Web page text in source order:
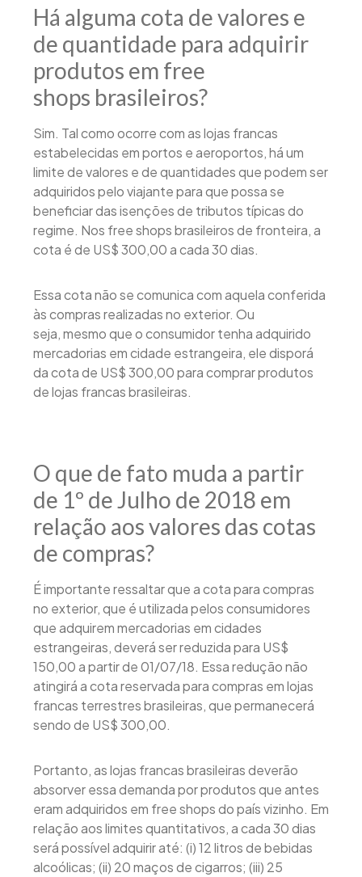
Há alguma cota de valores e
de quantidade para adquirir
produtos em free
shops brasileiros?
Sim. Tal como ocorre com as lojas francas
estabelecidas em portos e aeroportos, há um
limite de valores e de quantidades que podem ser
adquiridos pelo viajante para que possa se
beneficiar das isenções de tributos típicas do
regime. Nos free shops brasileiros de fronteira, a
cota é de US$ 300,00 a cada 30 dias.
Essa cota não se comunica com aquela conferida
às compras realizadas no exterior. Ou
seja, mesmo que o consumidor tenha adquirido
mercadorias em cidade estrangeira, ele disporá
da cota de US$ 300,00 para comprar produtos
de lojas francas brasileiras.
O que de fato muda a partir
de 1º de Julho de 2018 em
relação aos valores das cotas
de compras?
É importante ressaltar que a cota para compras
no exterior, que é utilizada pelos consumidores
que adquirem mercadorias em cidades
estrangeiras, deverá ser reduzida para US$
150,00 a partir de 01/07/18. Essa redução não
atingirá a cota reservada para compras em lojas
francas terrestres brasileiras, que permanecerá
sendo de US$ 300,00.
Portanto, as lojas francas brasileiras deverão
absorver essa demanda por produtos que antes
eram adquiridos em free shops do país vizinho. Em
relação aos limites quantitativos, a cada 30 dias
será possível adquirir até: (i) 12 litros de bebidas
alcoólicas; (ii) 20 maços de cigarros; (iii) 25